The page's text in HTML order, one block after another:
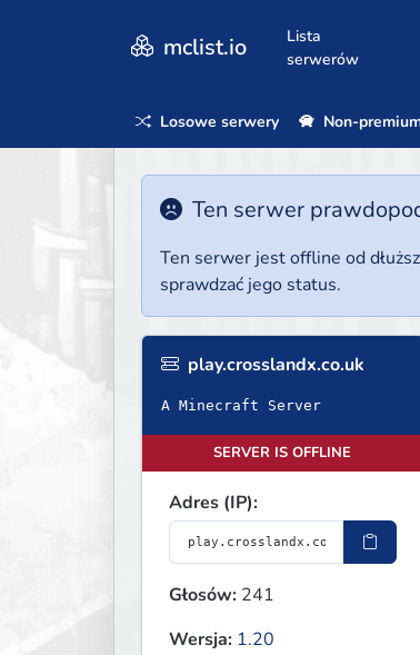
mclist.io
Lista
serwerów
Losowe serwery Non-
Ten serwer
Ten serwer jest offline od
sprawdzać jego status.
play.crosslandx.co.uk
A Minecraft Server
SERVER IS OFFLINE
Adres (IP):
Głosów: 241
Wersja: 1.20